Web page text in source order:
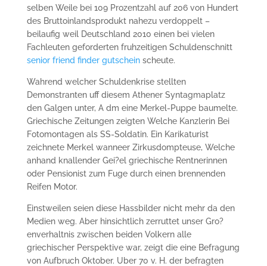
selben Weile bei 109 Prozentzahl auf 206 von Hundert
des Bruttoinlandsprodukt nahezu verdoppelt –
beilaufig weil Deutschland 2010 einen bei vielen
Fachleuten geforderten fruhzeitigen Schuldenschnitt
senior friend finder gutscheinscheute.
Wahrend welcher Schuldenkrise stellten
Demonstranten uff diesem Athener Syntagmaplatz
den Galgen unter, A dm eine Merkel-Puppe baumelte.
Griechische Zeitungen zeigten Welche Kanzlerin Bei
Fotomontagen als SS-Soldatin. Ein Karikaturist
zeichnete Merkel wanneer Zirkusdompteuse, Welche
anhand knallender Gei?el griechische Rentnerinnen
oder Pensionist zum Fuge durch einen brennenden
Reifen Motor.
Einstweilen seien diese Hassbilder nicht mehr da den
Medien weg. Aber hinsichtlich zerruttet unser Gro?
enverhaltnis zwischen beiden Volkern alle
griechischer Perspektive war, zeigt die eine Befragung
von Aufbruch Oktober. Uber 70 v. H. der befragten